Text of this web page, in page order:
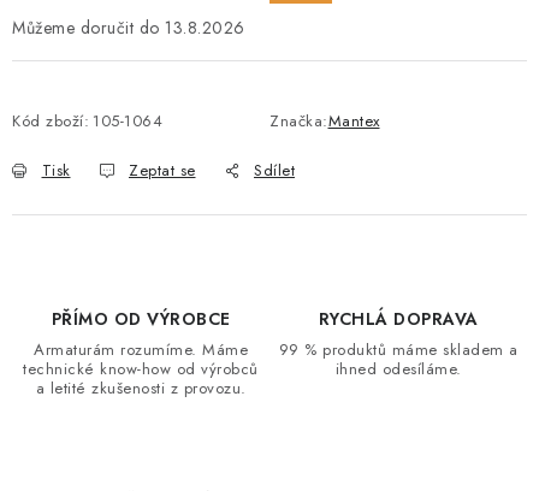
PODMÍNKY OCHRANY OSOBNÍCH ÚDAJŮ
13.8.2026
Kód zboží: 105-1064 Značka:Mantex
Tisk Zeptat se Sdílet
PŘÍMO OD VÝROBCE
Armaturám rozumíme. Máme
technické know-how od výrobců
a letité zkušenosti z provozu.
RYCHLÁ DOPRAVA
99 % produktů máme skladem a
ihned odesíláme.